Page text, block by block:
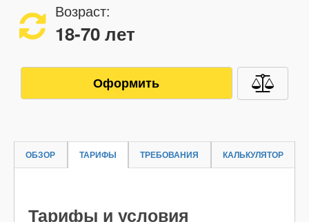
Возраст:
18-70 лет
Оформить
ОБЗОР ТАРИФЫ ТРЕБОВАНИЯ КАЛЬКУЛЯТОР
Тарифы и условия